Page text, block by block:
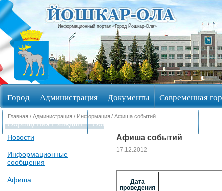
Информационный портал «Город Йошкар-Ола»
Город Администрация Документы Современная
Обращения граждан Общественные обсуждения
Главная / Администрация / Информация / Афиша событий
Новости
Информационные
сообщения
Афиша
Афиша событий
17.12.2012
Дата
проведения